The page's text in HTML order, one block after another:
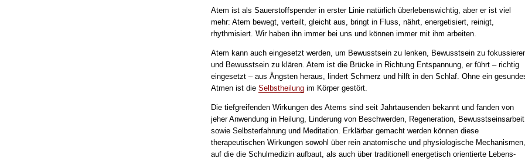
Atem ist als Sauerstoffspender in erster Linie natürlich überlebenswichtig, aber er ist viel
mehr: Atem bewegt, verteilt, gleicht aus, bringt in Fluss, nährt, energetisiert, reinigt,
rhythmisiert. Wir haben ihn immer bei uns und können immer mit ihm arbeiten.
Atem kann auch eingesetzt werden, um Bewusstsein zu lenken, Bewusstsein zu
und Bewusstsein zu klären. Atem ist die Brücke in Richtung Entspannung, er führt – richtig
eingesetzt – aus Ängsten heraus, lindert Schmerz und hilft in den Schlaf. Ohne ein
Atmen ist die Selbstheilungim Körper gestört.
Die tiefgreifenden Wirkungen des Atems sind seit Jahrtausenden bekannt und fanden von
jeher Anwendung in Heilung, Linderung von Beschwerden, Regeneration, Bewusstseinsarbeit
sowie Selbsterfahrung und Meditation. Erklärbar gemacht werden können diese
therapeutischen Wirkungen sowohl über rein anatomische und physiologische Mechanismen,
auf die die Schulmedizin aufbaut, als auch über traditionell energetisch orientierte Lebens-